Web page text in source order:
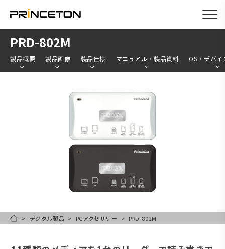
PRD-802M
製品概要 製品画像 製品仕様 マニュアル・製品資料 OS・デバイ
HOMEデジタル製品 PCアクセサリー PRD-802M